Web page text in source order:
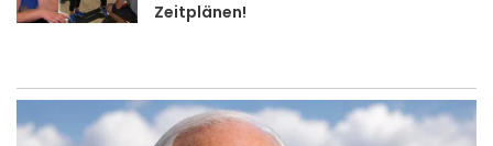
Zeitplänen!